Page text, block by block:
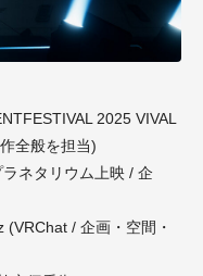
2025 VIVAL
全般を担当)
ネタリウム上映 / 企
(VRChat / 企画・空間・